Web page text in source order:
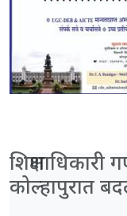
कोल्हापुरात